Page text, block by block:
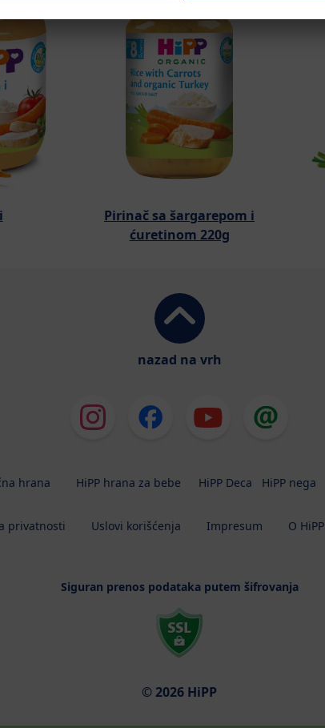
Pirinač sa šargarepom i
ćuretinom 220g
nazad na vrh
hrana HiPP hrana za bebe HiPP Deca HiPP nega
privatnosti Uslovi korišćenja Impresum O HiPP
Siguran prenos podataka putem šifrovanja
© 2026 HiPP